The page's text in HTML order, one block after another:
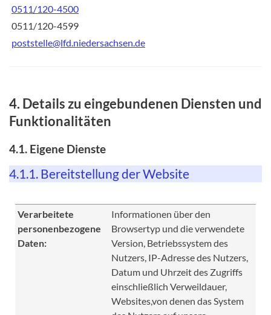
0511/120-4500
0511/120-4599
poststelle@lfd.niedersachsen.de
4. Details zu eingebundenen Diensten und
Funktionalitäten
4.1. Eigene Dienste
4.1.1. Bereitstellung der Website
Verarbeitete
personenbezogene
Daten:
Informationen über den
Browsertyp und die verwendete
Version, Betriebssystem des
Nutzers, IP-Adresse des Nutzers,
Datum und Uhrzeit des Zugriffs
einschließlich Verweildauer,
Websites,von denen das System